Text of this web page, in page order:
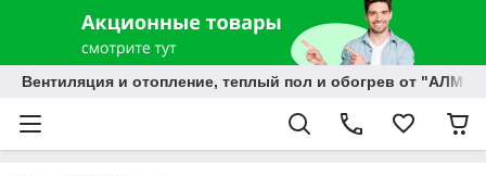
Вентиляция и отопление, теплый пол и обогрев от